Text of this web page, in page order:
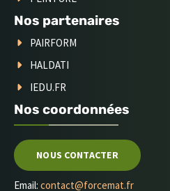
Nos partenaires
PAIRFORM
HALDATI
IEDU.FR
Nos coordonnées
NOUS CONTACTER
Email: contact@forcemat.fr